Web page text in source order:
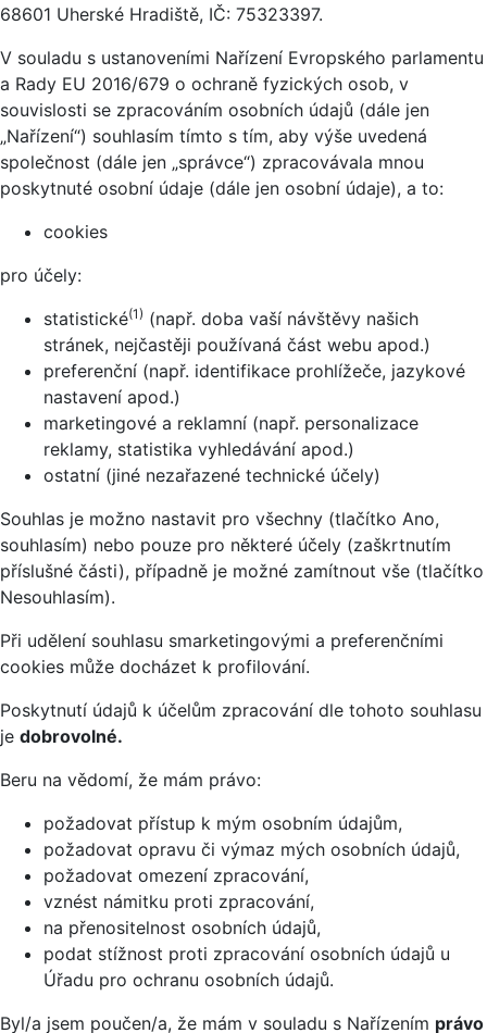
68601 Uherské Hradiště, IČ: 75323397.
V souladu s ustanoveními Nařízení Evropského parlamentu
a Rady EU 2016/679 o ochraně fyzických osob, v
souvislosti se zpracováním osobních údajů (dále jen
„Nařízení“) souhlasím tímto s tím, aby výše uvedená
společnost (dále jen „správce“) zpracovávala mnou
poskytnuté osobní údaje (dále jen osobní údaje), a to:
cookies
pro účely:
statistické(1) (např. doba vaší návštěvy našich
stránek, nejčastěji používaná část webu apod.)
preferenční (např. identifikace prohlížeče, jazykové
nastavení apod.)
marketingové a reklamní (např. personalizace
reklamy, statistika vyhledávání apod.)
ostatní (jiné nezařazené technické účely)
Souhlas je možno nastavit pro všechny (tlačítko Ano,
souhlasím) nebo pouze pro některé účely (zaškrtnutím
příslušné části), případně je možné zamítnout vše (tlačítko
Nesouhlasím).
Při udělení souhlasu smarketingovými a preferenčními
cookies může docházet k profilování.
Poskytnutí údajů k účelům zpracování dle tohoto souhlasu
je dobrovolné.
Beru na vědomí, že mám právo:
požadovat přístup k mým osobním údajům,
požadovat opravu či výmaz mých osobních údajů,
požadovat omezení zpracování,
vznést námitku proti zpracování,
na přenositelnost osobních údajů,
podat stížnost proti zpracování osobních údajů u
Úřadu pro ochranu osobních údajů.
Byl/a jsem poučen/a, že mám v souladu s Nařízením právo